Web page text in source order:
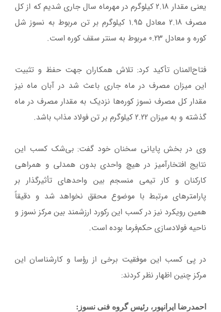
یعنی مقدار 2.18 کیلوگرم در مهرماه سال جاری شدیم که از کل
مصرف 2.18 معادل ۱.۹۵ کیلوگرم بر تن مربوط به نسوز شل
کوره و معادل 0.23 مربوط به سنتر سقف کوره است.
فتاح‌المنان تأکید کرد: تلاش همکاران جهت حفظ و تثبیت
این میزان مصرف در ماه جاری باعث شد در آبان ماه نیز
مقدار کل مصرف نسوز کوره‌ها نزدیک به مقدار مصرف در ماه
گذشته و به میزان 2.22 کیلوگرم بر تن فولاد مذاب باشد.
وی در بخش پایانی سخنان خود گفت: بی‌شک کسب این
نتایج افتخارآمیز در هیچ واحدی بدون همدلی و همراهی
کارکنان و کار تیمی منسجم بین واحدهای تأثیرگذار بر
پارامترهای مرتبط با موضوع محقق نخواهد شد و دقیقاً
همین رویکرد نیز در کسب این رکورد ارزشمند بین مرکز نسوز و
ناحیه فولادسازی حکم‌فرما بوده است.
در پی کسب این موفقیت برخی از رؤسا و کارشناسان این
مرکز چنین اظهار نظر کردند:
احمدرضا ایرانپور، رئیس گروه فنی نسوز: